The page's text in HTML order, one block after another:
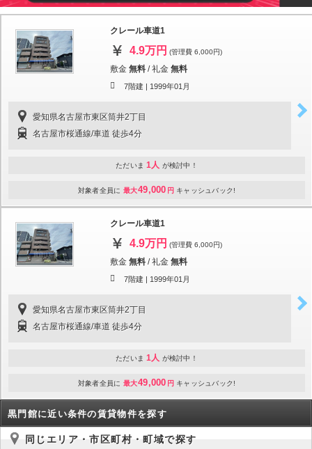
クレール車道1
4.9万円 (管理費 6,000円)
敷金 無料 /礼金 無料
7階建 | 1999年01月
愛知県名古屋市東区筒井2丁目
名古屋市桜通線/車道 徒歩4分
ただいま 1人 が検討中！
対象者全員に 最大49,000 円 キャッシュバック!
クレール車道1
4.9万円 (管理費 6,000円)
敷金 無料 /礼金 無料
7階建 | 1999年01月
愛知県名古屋市東区筒井2丁目
名古屋市桜通線/車道 徒歩4分
ただいま 1人 が検討中！
対象者全員に 最大49,000 円 キャッシュバック!
黒門館に近い条件の賃貸物件を探す
同じエリア・市区町村・町域で探す